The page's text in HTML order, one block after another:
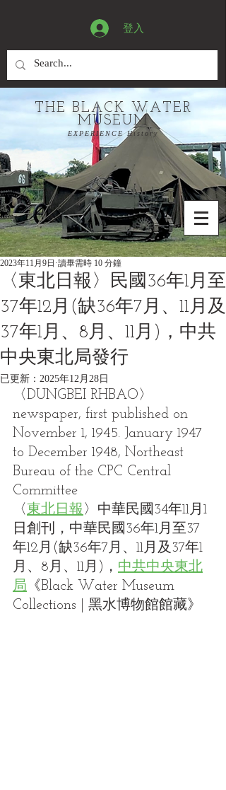
登入
THE BLACK WATER
MUSEUM
EXPERIENCE History
〈東北日報〉民國36年1月至
37年12月(缺36年7月、11月及
37年1月、8月、11月)，中共
中央東北局發行
2023年11月9日 讀畢需時 10 分鐘
已更新： 2025年12月28日
〈DUNGBEI RHBAO〉
newspaper, first published on
November 1, 1945. January 1947
to December 1948, Northeast
Bureau of the CPC Central
Committee
〈東北日報 〉中華民國34年11月1
日創刊，中華民國36年1月至37
年12月(缺36年7月、11月及37年1
月、8月、11月)， 中共中央東北
局 《Black Water Museum
Collections | 黑水博物館館藏》